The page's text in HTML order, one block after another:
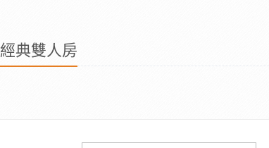
經典雙人房